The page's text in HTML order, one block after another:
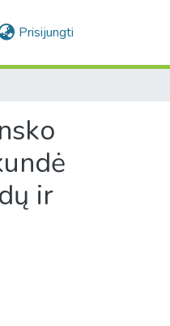
Prisijungti
ir